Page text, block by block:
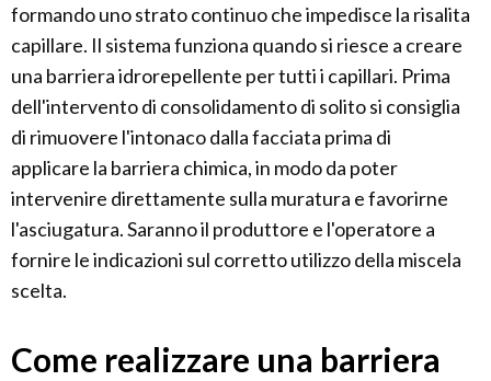
formando uno strato continuo che impedisce la risalita
capillare. Il sistema funziona quando si riesce a creare
una barriera idrorepellente per tutti i capillari. Prima
dell'intervento di consolidamento di solito si consiglia
di rimuovere l'intonaco dalla facciata prima di
applicare la barriera chimica, in modo da poter
intervenire direttamente sulla muratura e favorirne
l'asciugatura. Saranno il produttore e l'operatore a
fornire le indicazioni sul corretto utilizzo della miscela
scelta.
Come realizzare una barriera